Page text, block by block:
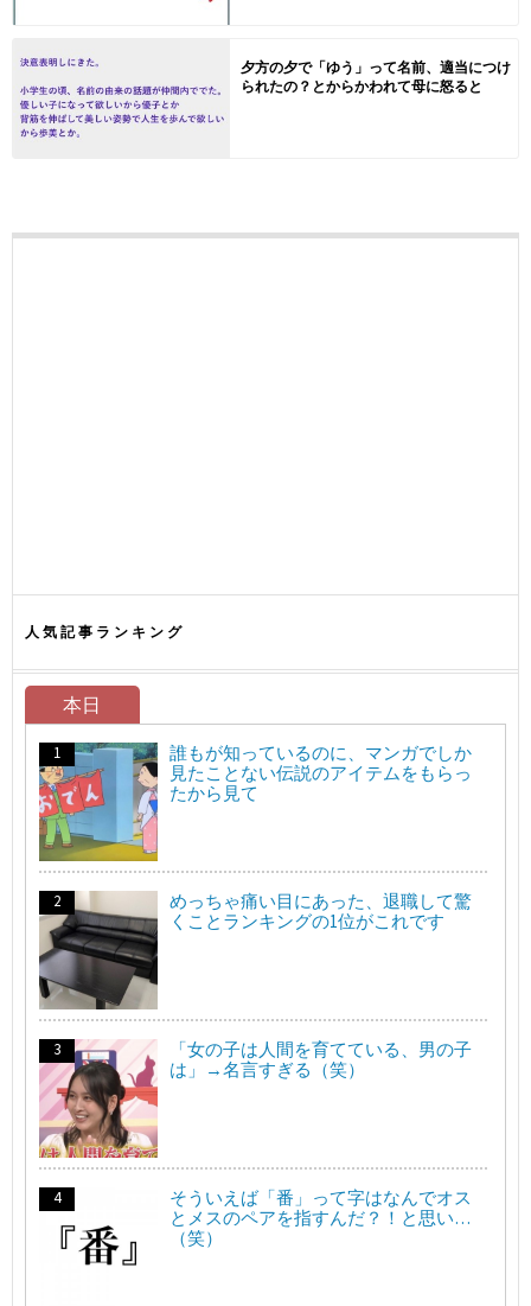
夕方の夕で「ゆう」って名前、適当につけ
られたの？とからかわれて母に怒ると
人気記事ランキング
本日
誰もが知っているのに、マンガでしか
見たことない伝説のアイテムをもらっ
たから見て
めっちゃ痛い目にあった、退職して驚
くことランキングの1位がこれです
「女の子は人間を育てている、男の子
は」→名言すぎる（笑）
そういえば「番」って字はなんでオス
とメスのペアを指すんだ？！と思い…
（笑）